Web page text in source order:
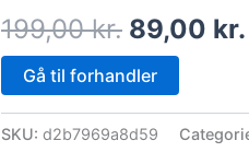
199,00kr. 199,00 kr..
89,00 kr.
Gå til forhandler
SKU: d2b7969a8d59